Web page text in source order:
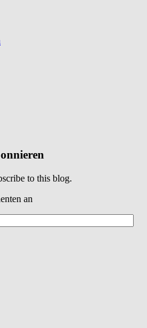
to this blog.
an